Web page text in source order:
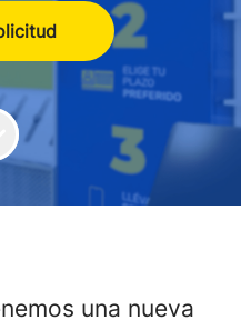
una nueva